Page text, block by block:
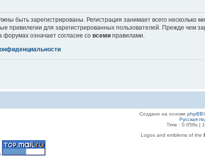
быть зарегистрированы. Регистрация занимает всего
привилегии для зарегистрированных пользователей. Прежде чем
означает согласие со всеми правилами.
Создано на основе phpBB
Русская
Time : 0.058s |
Logos and emblems of the